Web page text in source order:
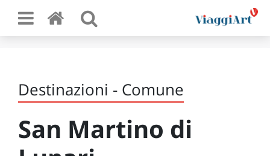
Destinazioni - Comune
San Martino di